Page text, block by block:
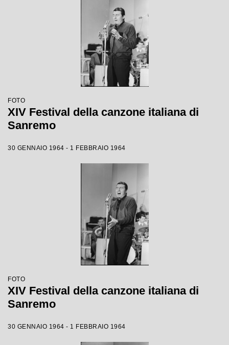
FOTO
XIV Festival della canzone italiana di
Sanremo
30 GENNAIO 1964 - 1 FEBBRAIO 1964
FOTO
XIV Festival della canzone italiana di
Sanremo
30 GENNAIO 1964 - 1 FEBBRAIO 1964